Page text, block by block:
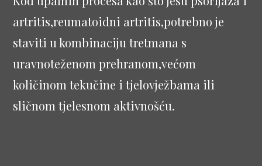
artritis,reumatoidni artritis,potrebno je
staviti u kombinaciju tretmana s
uravnoteženom prehranom,većom
količinom tekučine i tjelovježbama ili
sličnom tjelesnom aktivnošću.